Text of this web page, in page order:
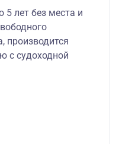
5 лет без места и
производится
с судоходной